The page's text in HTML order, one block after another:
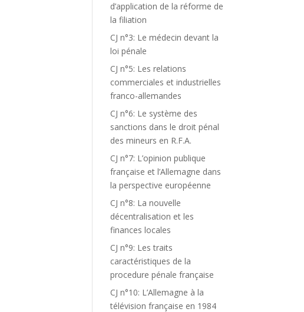
d’application de la réforme de
la filiation
CJ n°3: Le médecin devant la
loi pénale
CJ n°5: Les relations
commerciales et industrielles
franco-allemandes
CJ n°6: Le système des
sanctions dans le droit pénal
des mineurs en R.F.A.
CJ n°7: L’opinion publique
française et l’Allemagne dans
la perspective européenne
CJ n°8: La nouvelle
décentralisation et les
finances locales
CJ n°9: Les traits
caractéristiques de la
procedure pénale française
CJ n°10: L’Allemagne à la
télévision française en 1984